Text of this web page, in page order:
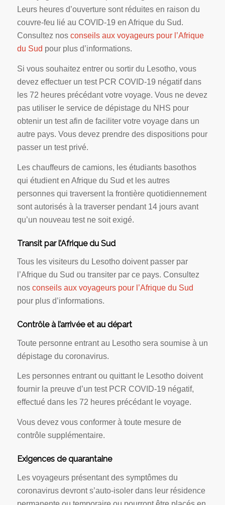
Leurs heures d’ouverture sont réduites en raison du
couvre-feu lié au COVID-19 en Afrique du Sud.
Consultez nos conseils aux voyageurs pour l’Afrique
du Sud pour plus d’informations.
Si vous souhaitez entrer ou sortir du Lesotho, vous
devez effectuer un test PCR COVID-19 négatif dans
les 72 heures précédant votre voyage. Vous ne devez
pas utiliser le service de dépistage du NHS pour
obtenir un test afin de faciliter votre voyage dans un
autre pays. Vous devez prendre des dispositions pour
passer un test privé.
Les chauffeurs de camions, les étudiants basothos
qui étudient en Afrique du Sud et les autres
personnes qui traversent la frontière quotidiennement
sont autorisés à la traverser pendant 14 jours avant
qu’un nouveau test ne soit exigé.
Transit par l’Afrique du Sud
Tous les visiteurs du Lesotho doivent passer par
l’Afrique du Sud ou transiter par ce pays. Consultez
nos conseils aux voyageurs pour l’Afrique du Sud
pour plus d’informations.
Contrôle à l’arrivée et au départ
Toute personne entrant au Lesotho sera soumise à un
dépistage du coronavirus.
Les personnes entrant ou quittant le Lesotho doivent
fournir la preuve d’un test PCR COVID-19 négatif,
effectué dans les 72 heures précédant le voyage.
Vous devez vous conformer à toute mesure de
contrôle supplémentaire.
Exigences de quarantaine
Les voyageurs présentant des symptômes du
coronavirus devront s’auto-isoler dans leur résidence